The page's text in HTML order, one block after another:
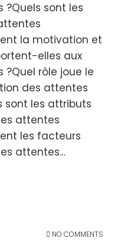
sont les
la motivation et
elles aux
rôle joue le
des attentes
sont les attributs
attentes
les facteurs
attentes…
NO COMMENTS